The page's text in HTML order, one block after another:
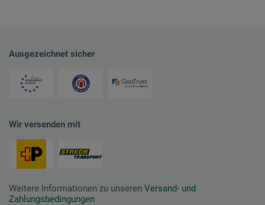
Ausgezeichnet sicher
Wir versenden mit
Weitere Informationen zu unseren Versand- und
Zahlungsbedingungen